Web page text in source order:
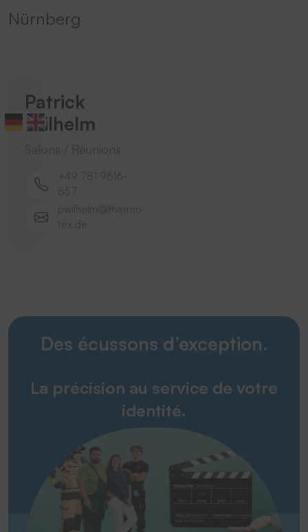
Nürnberg
Patrick
Wilhelm
Des écussons d’exception.
La précision au service de votre
identité.